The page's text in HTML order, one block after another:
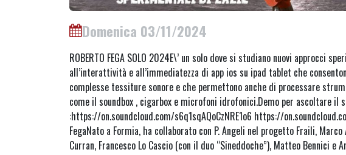
Domenica 03/11/2024
ROBERTO FEGA SOLO 2024E\’ un solo dove si studiano nuovi approcci
all’interattività e all’immediatezza di app ios su ipad tablet che
complesse tessiture sonore e che permettono anche di processare
come il soundbox , cigarbox e microfoni idrofonici.Demo per ascoltare il
:https://on.soundcloud.com/s6q1sqAQoCzNRE1o6 https://
FegaNato a Formia, ha collaborato con P. Angeli nel progetto Fraili, Marco
Curran, Francesco Lo Cascio (con il duo “Sineddoche”), Matteo Bennici e